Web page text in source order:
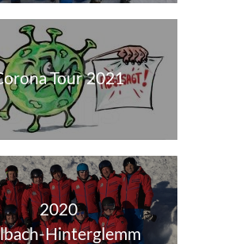
Tour 2021
2020
Hinterglemm